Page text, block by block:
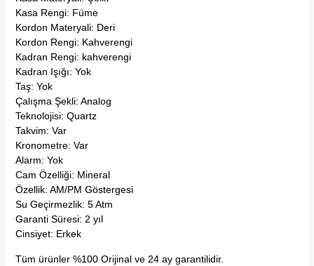
Kasa Rengi: Füme
Kordon Materyali: Deri
Kordon Rengi: Kahverengi
Kadran Rengi: kahverengi
Kadran Işığı: Yok
Taş: Yok
Çalışma Şekli: Analog
Teknolojisi: Quartz
Takvim: Var
Kronometre: Var
Alarm: Yok
Cam Özelliği: Mineral
Özellik: AM/PM Göstergesi
Su Geçirmezlik: 5 Atm
Garanti Süresi: 2 yıl
Cinsiyet: Erkek
Tüm ürünler %100 Orijinal ve 24 ay garantilidir.